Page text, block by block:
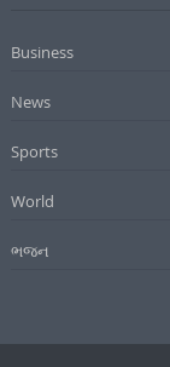
Business
News
Sports
World
ભજન